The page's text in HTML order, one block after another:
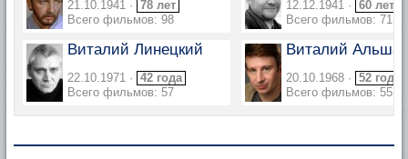
21.10.1941 · 78 лет
Всего фильмов: 98
12.12.1941 · 60 лет
Всего фильмов: 71
Виталий Линецкий
22.10.1971 · 42 года
Всего фильмов: 57
Виталий
20.10.1968 · 52 года
Всего фильмов: 55